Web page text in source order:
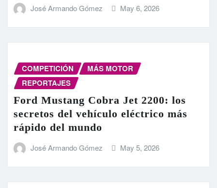
José Armando Gómez May 6, 2026
COMPETICIÓN
MÁS MOTOR
REPORTAJES
Ford Mustang Cobra Jet 2200: los
secretos del vehículo eléctrico más
rápido del mundo
José Armando Gómez May 5, 2026